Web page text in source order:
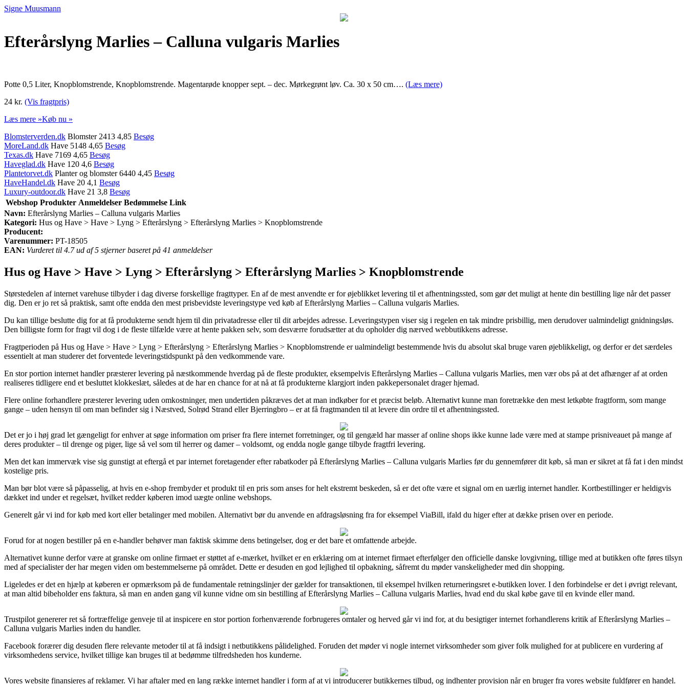
Signe Muusmann
Efterårslyng Marlies – Calluna vulgaris Marlies
Potte 0,5 Liter, Knopblomstrende, Knopblomstrende. Magentarøde knopper sept. – dec. Mørkegrønt løv. Ca. 30 x 50 cm…. (Læs mere)
24 kr. (Vis fragtpris)
Læs mere »Køb nu »
Blomsterverden.dk Blomster 2413 4,85 Besøg
MoreLand.dk Have 5148 4,65 Besøg
Texas.dk Have 7169 4,65 Besøg
Haveglad.dk Have 120 4,6 Besøg
Plantetorvet.dk Planter og blomster 6440 4,45 Besøg
HaveHandel.dk Have 20 4,1 Besøg
Luxury-outdoor.dk Have 21 3,8 Besøg
Webshop Produkter Anmeldelser Bedømmelse Link
Navn: Efterårslyng Marlies – Calluna vulgaris Marlies
Kategori: Hus og Have > Have > Lyng > Efterårslyng > Efterårslyng Marlies > Knopblomstrende
Producent:
Varenummer: PT-18505
EAN: Vurderet til 4.7 ud af 5 stjerner baseret på 41 anmeldelser
Hus og Have > Have > Lyng > Efterårslyng > Efterårslyng Marlies > Knopblomstrende
Størstedelen af internet varehuse tilbyder i dag diverse forskellige fragttyper. En af de mest anvendte er for øjeblikket levering til et afhentningssted, som gør det muligt at hente din bestilling lige når det passer
dig. Den er jo ret så praktisk, samt ofte endda den mest prisbevidste leveringstype ved køb af Efterårslyng Marlies – Calluna vulgaris Marlies.
Du kan tillige beslutte dig for at få produkterne sendt hjem til din privatadresse eller til dit arbejdes adresse. Leveringstypen viser sig i regelen en tak mindre prisbillig, men derudover ualmindeligt gnidningsløs.
Den billigste form for fragt vil dog i de fleste tilfælde være at hente pakken selv, som desværre forudsætter at du opholder dig nærved webbutikkens adresse.
Fragtperioden på Hus og Have > Have > Lyng > Efterårslyng > Efterårslyng Marlies > Knopblomstrende er ualmindeligt bestemmende hvis du absolut skal bruge varen øjeblikkeligt, og derfor er det særdeles
essentielt at man studerer det forventede leveringstidspunkt på den vedkommende vare.
En stor portion internet handler præsterer levering på næstkommende hverdag på de fleste produkter, eksempelvis Efterårslyng Marlies – Calluna vulgaris Marlies, men vær obs på at det afhænger af at orden
realiseres tidligere end et besluttet klokkeslæt, således at de har en chance for at nå at få produkterne klargjort inden pakkepersonalet drager hjemad.
Flere online forhandlere præsterer levering uden omkostninger, men undertiden påkræves det at man indkøber for et præcist beløb. Alternativt kunne man foretrække den mest letkøbte fragtform, som mange
gange – uden hensyn til om man befinder sig i Næstved, Solrød Strand eller Bjerringbro – er at få fragtmanden til at levere din ordre til et afhentningssted.
Det er jo i høj grad let gængeligt for enhver at søge information om priser fra flere internet forretninger, og til gengæld har masser af online shops ikke kunne lade være med at stampe prisniveauet på mange af
deres produkter – til drenge og piger, lige så vel som til herrer og damer – voldsomt, og endda nogle gange tilbyde fragtfri levering.
Men det kan immervæk vise sig gunstigt at eftergå et par internet foretagender efter rabatkoder på Efterårslyng Marlies – Calluna vulgaris Marlies før du gennemfører dit køb, så man er sikret at få fat i den mindst
kostelige pris.
Man bør blot være så påpasselig, at hvis en e-shop frembyder et produkt til en pris som anses for helt ekstremt beskeden, så er det ofte være et signal om en uærlig internet handler. Kortbestillinger er heldigvis
dækket ind under et regelsæt, hvilket redder køberen imod uægte online webshops.
Generelt går vi ind for køb med kort eller betalinger med mobilen. Alternativt bør du anvende en afdragsløsning fra for eksempel ViaBill, ifald du higer efter at dække prisen over en periode.
Forud for at nogen bestiller på en e-handler behøver man faktisk skimme dens betingelser, dog er det bare et omfattende arbejde.
Alternativet kunne derfor være at granske om online firmaet er støttet af e-mærket, hvilket er en erklæring om at internet firmaet efterfølger den officielle danske lovgivning, tillige med at butikken ofte føres tilsyn
med af specialister der har megen viden om bestemmelserne på området. Dette er desuden en god lejlighed til opbakning, såfremt du møder vanskeligheder med din shopping.
Ligeledes er det en hjælp at køberen er opmærksom på de fundamentale retningslinjer der gælder for transaktionen, til eksempel hvilken returneringsret e-butikken lover. I den forbindelse er det i øvrigt relevant,
at man altid bibeholder ens faktura, så man en anden gang vil kunne vidne om sin bestilling af Efterårslyng Marlies – Calluna vulgaris Marlies, hvad end du skal købe gave til en kvinde eller mand.
Trustpilot genererer ret så fortræffelige genveje til at inspicere en stor portion forhenværende forbrugeres omtaler og herved går vi ind for, at du besigtiger internet forhandlerens kritik af Efterårslyng Marlies –
Calluna vulgaris Marlies inden du handler.
Facebook forærer dig desuden flere relevante metoder til at få indsigt i netbutikkens pålidelighed. Foruden det møder vi nogle internet virksomheder som giver folk mulighed for at publicere en vurdering af
virksomhedens service, hvilket tillige kan bruges til at bedømme tilfredsheden hos kunderne.
Vores website finansieres af reklamer. Vi har aftaler med en lang række internet handler i form af at vi introducerer butikkernes tilbud, og indhenter provision når en bruger fra vores website fuldfører en handel.